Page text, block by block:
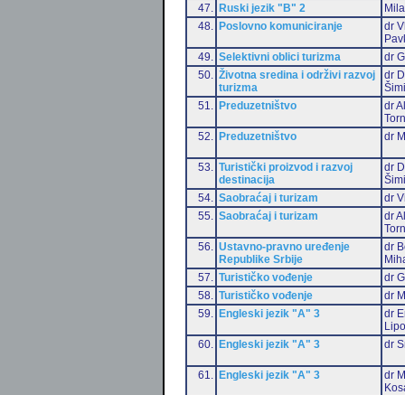
47. Ruski jezik "B" 2
48.
Poslovno komuniciranje
dr
49.
Selektivni oblici turizma
dr
50.
Životna sredina i održivi razvoj
turizma
dr
51.
Preduzetništvo
dr
52.
Preduzetništvo dr
53.
Turistički proizvod i razvoj
destinacija
dr
54.
Saobraćaj i turizam
dr
55.
Saobraćaj i turizam
dr
56.
Ustavno-pravno uređenje
Republike Srbije
dr
57.
Turističko vođenje
dr
58.
Turističko vođenje
dr
59.
Engleski jezik "A" 3
dr
60.
Engleski jezik "A" 3 dr
61. Engleski jezik "A" 3
dr